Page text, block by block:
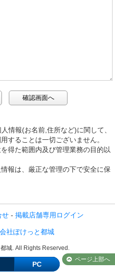
ページ上部へ
情報(お名前,住所など)に関して、
することは一切ございません。
得た範囲内及び管理業務の目的以
報は、厳正な管理の下で安全に保
せ - 掲載店舗専用ログイン
社ぽけっと都城
城. All Rights Reserved.
PC